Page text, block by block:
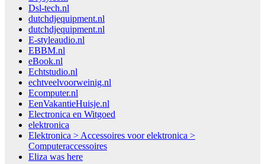
Dsl-tech.nl
dutchdjequipment.nl
dutchdjequipment.nl
E-styleaudio.nl
EBBM.nl
eBook.nl
Echtstudio.nl
echtveelvoorweinig.nl
Ecomputer.nl
EenVakantieHuisje.nl
Electronica en Witgoed
elektronica
Elektronica > Accessoires voor elektronica >
Computeraccessoires
Eliza was here